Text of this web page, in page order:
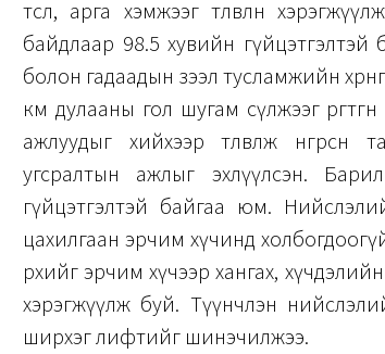
төсөл, арга хэмжээг төлөвлөн
байдлаар 98.5 хувийн
болон гадаадын зээл тусламжийн
км дулааны гол шугам сүлжээг
ажлуудыг хийхээр төлөвлөж
угсралтын ажлыг эхлүүлсэн.
гүйцэтгэлтэй байгаа юм.
цахилгаан эрчим хүчинд
өрхийг эрчим хүчээр хангах,
хэрэгжүүлж буй. Түүнчлэн
ширхэг лифтийг шинэчилжээ.